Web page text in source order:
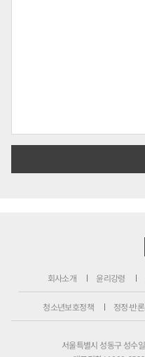
회사소개 윤리강령
청소년보호정책 정정·반
서울특별시 성동구 성수